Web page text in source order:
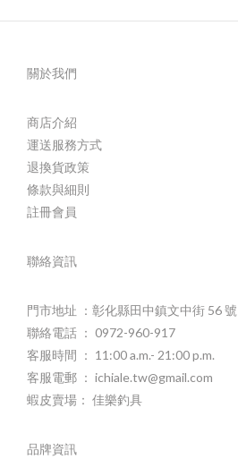
關於我們
商店介紹
運送服務方式
退換貨政策
條款與細則
註冊會員
聯絡資訊
門市地址 ：彰化縣田中鎮文中街 56 號
聯絡電話 ： 0972-960-917
客服時間 ： 11:00 a.m.- 21:00 p.m.
客服電郵 ： ichiale.tw@gmail.com
蝦皮賣場： 佳樂釣具
品牌資訊